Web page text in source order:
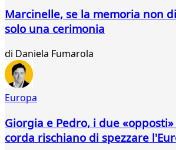
Marcinelle, se la memoria non
solo una cerimonia
di Daniela Fumarola
Europa
Giorgia e Pedro, i due
corda rischiano di spezzare